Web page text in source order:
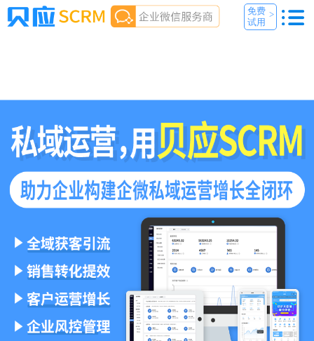
免费
试用
>